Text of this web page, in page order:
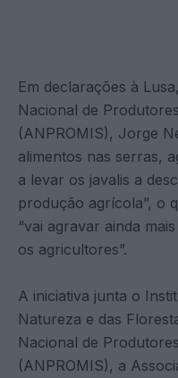
Em declarações à
Nacional de
(ANPROMIS), Jorge
alimentos nas serras,
a levar os javalis a
produção agrícola”, o
“vai agravar ainda
os agricultores”.
A iniciativa junta o
Natureza e das
Nacional de
(ANPROMIS), a